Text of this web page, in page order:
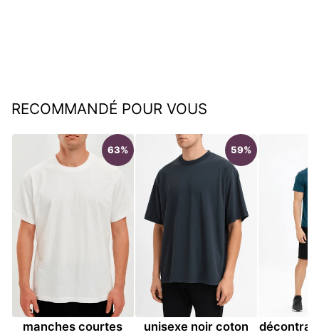
RECOMMANDÉ POUR VOUS
63%
T-shirt oversize à
manches courtes
59%
T-shirt oversize
unisexe noir coton
T-